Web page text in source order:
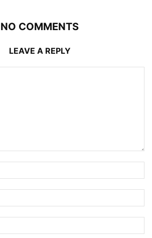
NO COMMENTS
LEAVE A REPLY